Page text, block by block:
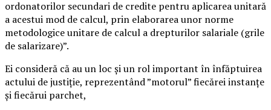
ordonatorilor secundari de credite pentru aplicarea unitară
a acestui mod de calcul, prin elaborarea unor norme
metodologice unitare de calcul a drepturilor salariale (grile
de salarizare)”.
Ei consideră că au un loc şi un rol important în înfăptuirea
actului de justiţie, reprezentând ”motorul” fiecărei instanţe
şi fiecărui parchet,